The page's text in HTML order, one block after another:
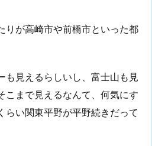
りが高崎市や前橋市といった都
も見えるらしいし、富士山も見
こまで見えるなんて、何気にす
らい関東平野が平野続きだって